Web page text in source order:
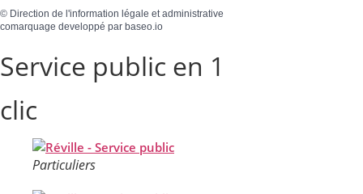
© Direction de l'information légale et administrative
comarquage developpé par baseo.io
Service public en 1
clic
Particuliers